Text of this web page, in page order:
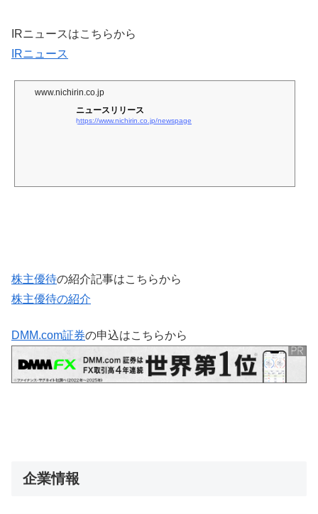
IRニュースはこちらから
IRニュース
www.nichirin.co.jp
ニュースリリース
https://www.nichirin.co.jp/newspage
株主優待の紹介記事はこちらから
株主優待の紹介
DMM.com証券の申込はこちらから
企業情報